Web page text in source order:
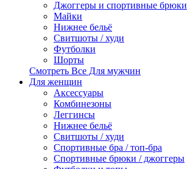
Джоггеры и спортивные брюки
Майки
Нижнее бельё
Свитшоты / худи
Футболки
Шорты
Смотреть Все Для мужчин
Для женщин
Аксессуары
Комбинезоны
Леггинсы
Нижнее бельё
Свитшоты / худи
Спортивные бра / топ-бра
Спортивные брюки / джоггеры